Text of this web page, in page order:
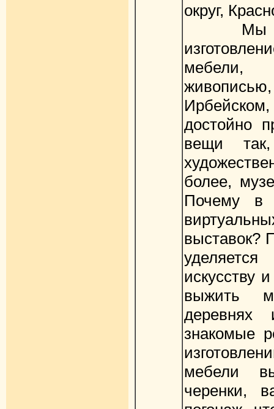
округ,
Мы с
мебели,
достойно
вещи
более,
Почему в
выставок?
искусству
выжить
знакомые
мебели
черенки,